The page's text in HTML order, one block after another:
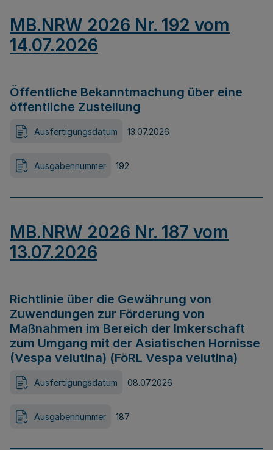
MB.NRW 2026 Nr. 192 vom
14.07.2026
Öffentliche Bekanntmachung über eine
öffentliche Zustellung
Ausfertigungsdatum 13.07.2026
Ausgabennummer 192
MB.NRW 2026 Nr. 187 vom
13.07.2026
Richtlinie über die Gewährung von
Zuwendungen zur Förderung von
Maßnahmen im Bereich der Imkerschaft
zum Umgang mit der Asiatischen Hornisse
(Vespa velutina) (FöRL Vespa velutina)
Ausfertigungsdatum 08.07.2026
Ausgabennummer 187